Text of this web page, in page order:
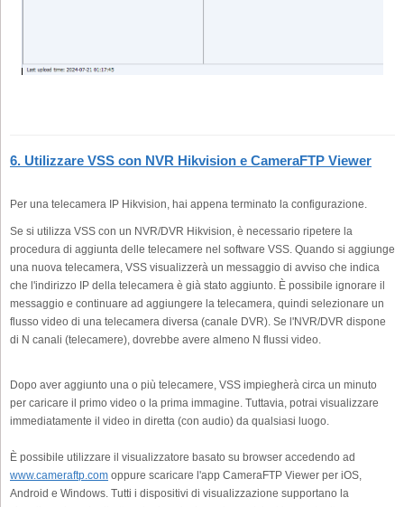
6. Utilizzare VSS con NVR Hikvision e CameraFTP Viewer
Per una telecamera IP Hikvision, hai appena terminato la configurazione.
Se si utilizza VSS con un NVR/DVR Hikvision, è necessario ripetere la
procedura di aggiunta delle telecamere nel software VSS. Quando si aggiunge
una nuova telecamera, VSS visualizzerà un messaggio di avviso che indica
che l'indirizzo IP della telecamera è già stato aggiunto. È possibile ignorare il
messaggio e continuare ad aggiungere la telecamera, quindi selezionare un
flusso video di una telecamera diversa (canale DVR). Se l'NVR/DVR dispone
di N canali (telecamere), dovrebbe avere almeno N flussi video.
Dopo aver aggiunto una o più telecamere, VSS impiegherà circa un minuto
per caricare il primo video o la prima immagine. Tuttavia, potrai visualizzare
immediatamente il video in diretta (con audio) da qualsiasi luogo.
È possibile utilizzare il visualizzatore basato su browser accedendo ad
www.cameraftp.com oppure scaricare l'app CameraFTP Viewer per iOS,
Android e Windows. Tutti i dispositivi di visualizzazione supportano la